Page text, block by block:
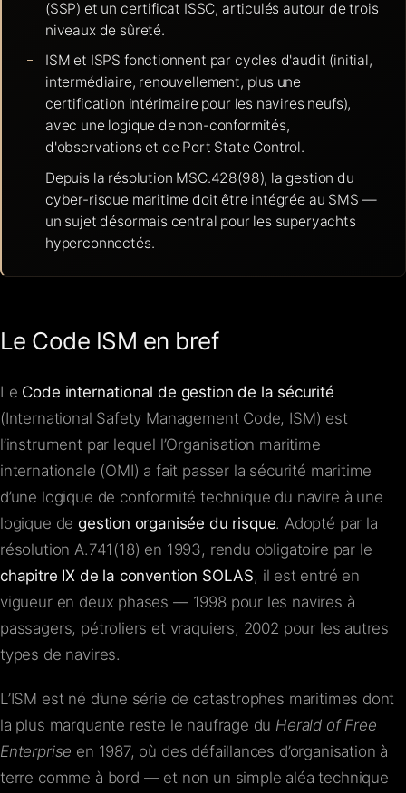
(SSP) et un certificat ISSC, articulés autour de trois
niveaux de sûreté.
ISM et ISPS fonctionnent par cycles d'audit (initial,
intermédiaire, renouvellement, plus une
certification intérimaire pour les navires neufs),
avec une logique de non-conformités,
d'observations et de Port State Control.
Depuis la résolution MSC.428(98), la gestion du
cyber-risque maritime doit être intégrée au SMS —
un sujet désormais central pour les superyachts
hyperconnectés.
Le Code ISM en bref
Le Code international de gestion de la sécurité
(International Safety Management Code, ISM) est
l’instrument par lequel l’Organisation maritime
internationale (OMI) a fait passer la sécurité maritime
d’une logique de conformité technique du navire à une
logique degestion organisée du risque. Adopté par la
résolution A.741(18) en 1993, rendu obligatoire par le
chapitre IX de la convention SOLAS, il est entré en
vigueur en deux phases — 1998 pour les navires à
passagers, pétroliers et vraquiers, 2002 pour les autres
types de navires.
L’ISM est né d’une série de catastrophes maritimes dont
la plus marquante reste le naufrage du Herald of Free
Enterprise en 1987, où des défaillances d’organisation à
terre comme à bord — et non un simple aléa technique